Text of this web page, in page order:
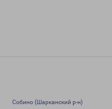
Собино (Шарканский р-н)